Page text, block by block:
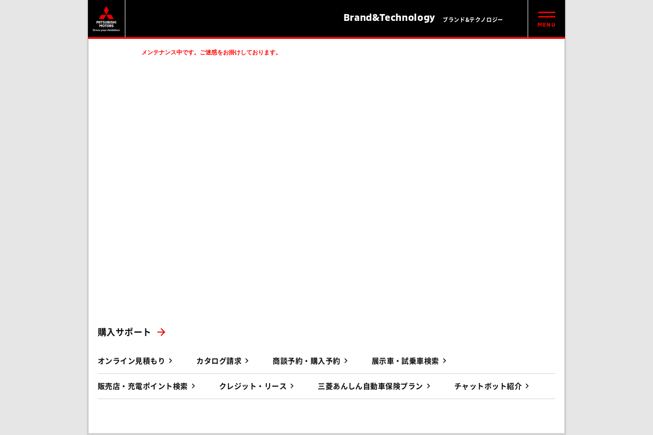
Brand&Technology ブランド&テクノロジー
メンテナンス中です。ご迷惑をお掛けしております。
購入サポート
オンライン見積もり カタログ請求 商談予約・購入予約 展示車・試乗車検索
販売店・充電ポイント検索 クレジット・リース 三菱あんしん自動車保険プラン チャットボット紹介